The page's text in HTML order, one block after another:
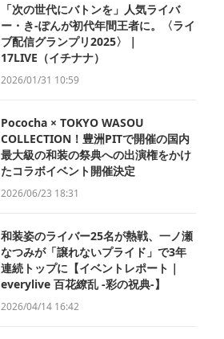
「次の世代にバトンを」人気ライバ
ー・き-ぽんが初代年間王者に。〈ライ
ブ配信グランプリ2025〉｜
17LIVE（イチナナ）
2026/01/31 10:59
Pococha × TOKYO WASOU
COLLECTION！豊洲PITで開催の国内
最大級の和装の祭典への出演権をかけ
たコラボイベント開催決定
2026/06/23 18:31
和装姿のライバー25名が熱戦、一ノ瀬
なつみが「譲れないプライド」で3年
連続トップに【イベントレポート｜
everylive 百花繚乱 -彩の祝典-】
2026/04/14 16:42